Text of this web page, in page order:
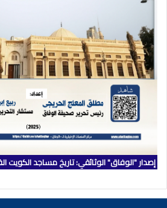
إصدار "الوفاق" الوثائقي: تاريخ مساجد الكويت